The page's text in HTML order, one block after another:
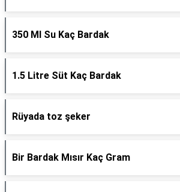
350 Ml Su Kaç Bardak
1.5 Litre Süt Kaç Bardak
Rüyada toz şeker
Bir Bardak Mısır Kaç Gram